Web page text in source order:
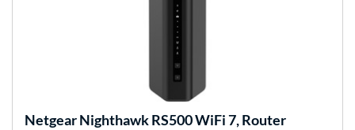
NetgearNighthawk RS500 WiFi 7, Router